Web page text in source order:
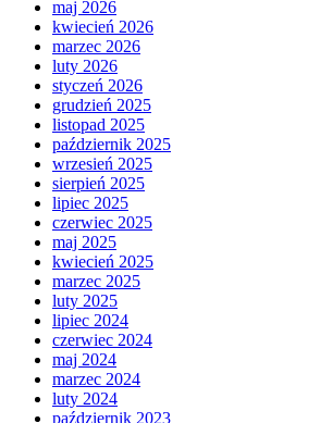
maj 2026
kwiecień 2026
marzec 2026
luty 2026
styczeń 2026
grudzień 2025
listopad 2025
październik 2025
wrzesień 2025
sierpień 2025
lipiec 2025
czerwiec 2025
maj 2025
kwiecień 2025
marzec 2025
luty 2025
lipiec 2024
czerwiec 2024
maj 2024
marzec 2024
luty 2024
październik 2023